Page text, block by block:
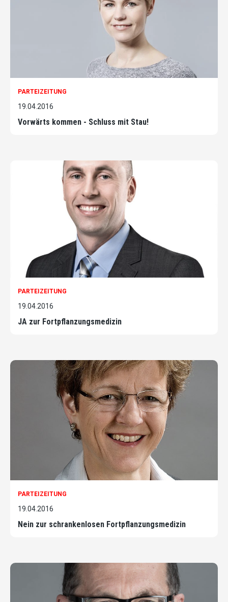
PARTEIZEITUNG
19.04.2016
Vorwärts kommen - Schluss mit Stau!
PARTEIZEITUNG
19.04.2016
JA zur Fortpflanzungsmedizin
PARTEIZEITUNG
19.04.2016
Nein zur schrankenlosen Fortpflanzungsmedizin